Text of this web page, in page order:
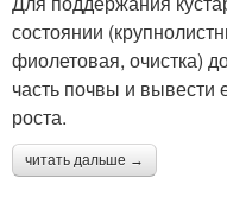
состоянии
фиолетовая, очистка)
часть почвы и вывести
роста.
читать дальше →